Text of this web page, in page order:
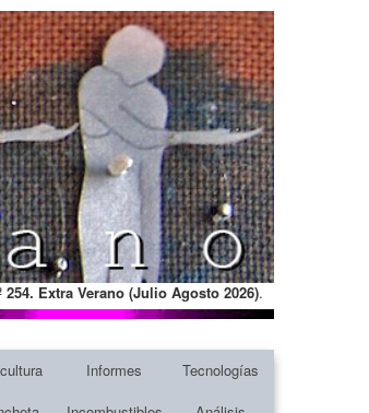
254. Extra Verano (Julio Agosto 2026).
Informes
Tecnologías